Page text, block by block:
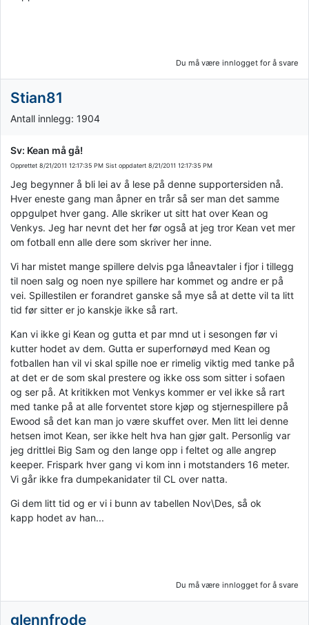
Du må være innlogget for å svare
Stian81
Antall innlegg: 1904
Sv: Kean må gå!
Opprettet 8/21/2011 12:17:35 PM Sist oppdatert 8/21/2011 12:17:35 PM
Jeg begynner å bli lei av å lese på denne supportersiden nå.
Hver eneste gang man åpner en trår så ser man det samme
oppgulpet hver gang. Alle skriker ut sitt hat over Kean og
Venkys. Jeg har nevnt det her før også at jeg tror Kean vet mer
om fotball enn alle dere som skriver her inne.
Vi har mistet mange spillere delvis pga låneavtaler i fjor i tillegg
til noen salg og noen nye spillere har kommet og andre er på
vei. Spillestilen er forandret ganske så mye så at dette vil ta litt
tid før sitter er jo kanskje ikke så rart.
Kan vi ikke gi Kean og gutta et par mnd ut i sesongen før vi
kutter hodet av dem. Gutta er superfornøyd med Kean og
fotballen han vil vi skal spille noe er rimelig viktig med tanke på
at det er de som skal prestere og ikke oss som sitter i sofaen
og ser på. At kritikken mot Venkys kommer er vel ikke så rart
med tanke på at alle forventet store kjøp og stjernespillere på
Ewood så det kan man jo være skuffet over. Men litt lei denne
hetsen imot Kean, ser ikke helt hva han gjør galt. Personlig var
jeg drittlei Big Sam og den lange opp i feltet og alle angrep
keeper. Frispark hver gang vi kom inn i motstanders 16 meter.
Vi går ikke fra dumpekanidater til CL over natta.
Gi dem litt tid og er vi i bunn av tabellen Nov\Des, så ok
kapp hodet av han...
Du må være innlogget for å svare
glennfrode